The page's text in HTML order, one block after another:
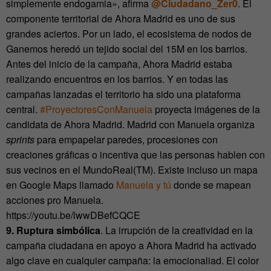
simplemente endogamia», afirma@Ciudadano_Zer0. El
componente territorial de Ahora Madrid es uno de sus
grandes aciertos. Por un lado, el ecosistema de nodos de
Ganemos heredó un tejido social del 15M en los barrios.
Antes del inicio de la campaña, Ahora Madrid estaba
realizando encuentros en los barrios. Y en todas las
campañas lanzadas el territorio ha sido una plataforma
central. #ProyectoresConManuela proyecta imágenes de la
candidata de Ahora Madrid. Madrid con Manuela organiza
sprints para empapelar paredes, procesiones con
creaciones gráficas o incentiva que las personas hablen con
sus vecinos en el MundoReal(TM). Existe incluso un mapa
en Google Maps llamado Manuela y tú donde se mapean
acciones pro Manuela.
https://youtu.be/lwwDBefCQCE
9. Ruptura simbólica. La irrupción de la creatividad en la
campaña ciudadana en apoyo a Ahora Madrid ha activado
algo clave en cualquier campaña: la emocionaliad. El color